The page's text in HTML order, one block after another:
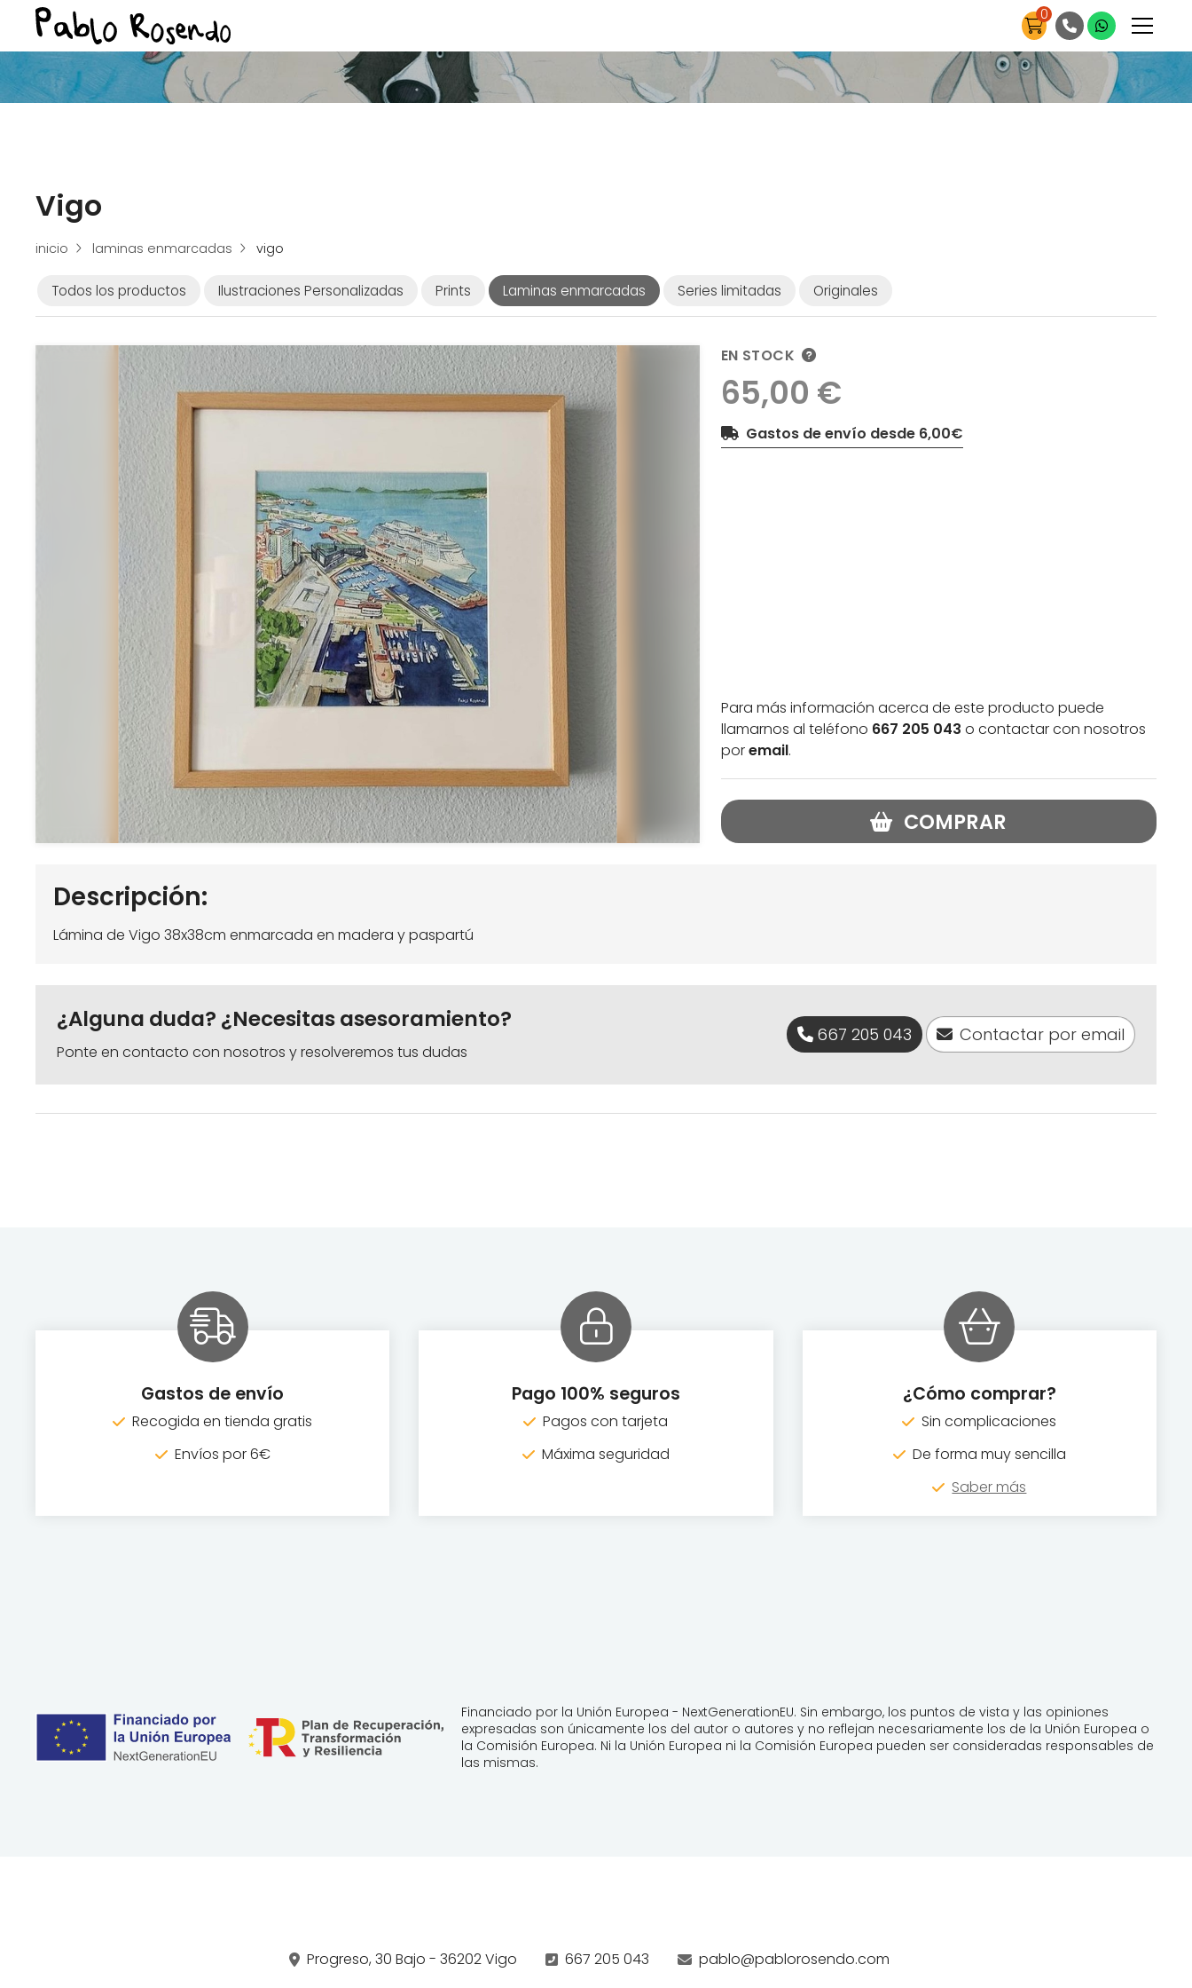
0
Vigo
inicio laminas enmarcadas vigo
Todos los productos Ilustraciones Personalizadas Prints Laminas enmarcadas Series limitadas Originales
EN STOCK
65,00 €
Gastos de envío desde 6,00€
Para más información acerca de este producto puede
llamarnos al teléfono 667 205 043 o contactar con nosotros
poremail.
COMPRAR
Descripción:
Lámina de Vigo 38x38cm enmarcada en madera y paspartú
¿Alguna duda? ¿Necesitas asesoramiento?
Ponte en contacto con nosotros y resolveremos tus dudas
667 205 043 Contactar por email
Gastos de envío
Recogida en tienda gratis
Envíos por 6€
Pago 100% seguros
Pagos con tarjeta
Máxima seguridad
¿Cómo comprar?
Sin complicaciones
De forma muy sencilla
Saber más
Financiado por la Unión Europea - NextGenerationEU. Sin embargo, los puntos de vista y las opiniones
expresadas son únicamente los del autor o autores y no reflejan necesariamente los de la Unión Europea o
la Comisión Europea. Ni la Unión Europea ni la Comisión Europea pueden ser consideradas responsables de
las mismas.
Progreso, 30 Bajo - 36202 Vigo 667 205 043 pablo@pablorosendo.com